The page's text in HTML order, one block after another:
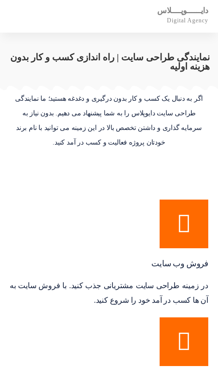
دایــــــوپــــلاس
Digital Agency
نمایندگی طراحی سایت | راه اندازی کسب و کار بدون
هزینه اولیه
اگر به دنبال یک کسب و کار بدون درگیری و دغدغه هستید؛ ما نمایندگی
طراحی سایت دایوپلاس را به شما پیشنهاد می دهیم. بدون نیاز به
سرمایه گذاری و داشتن تخصص بالا در این زمینه می توانید با نام برند
خودتان پروژه فعالیت و کسب در آمد کنید.
فروش وب سایت
در زمینه طراحی سایت مشتریانی جذب کنید. با فروش سایت به
آن ها کسب در آمد خود را شروع کنید.